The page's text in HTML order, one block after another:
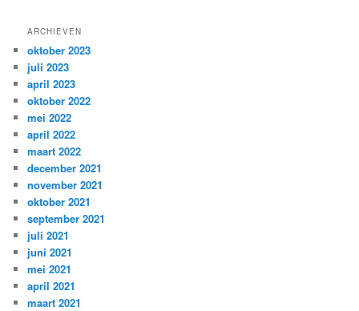
ARCHIEVEN
oktober 2023
juli 2023
april 2023
oktober 2022
mei 2022
april 2022
maart 2022
december 2021
november 2021
oktober 2021
september 2021
juli 2021
juni 2021
mei 2021
april 2021
maart 2021